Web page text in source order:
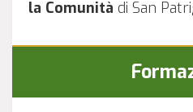
la Comunità di San